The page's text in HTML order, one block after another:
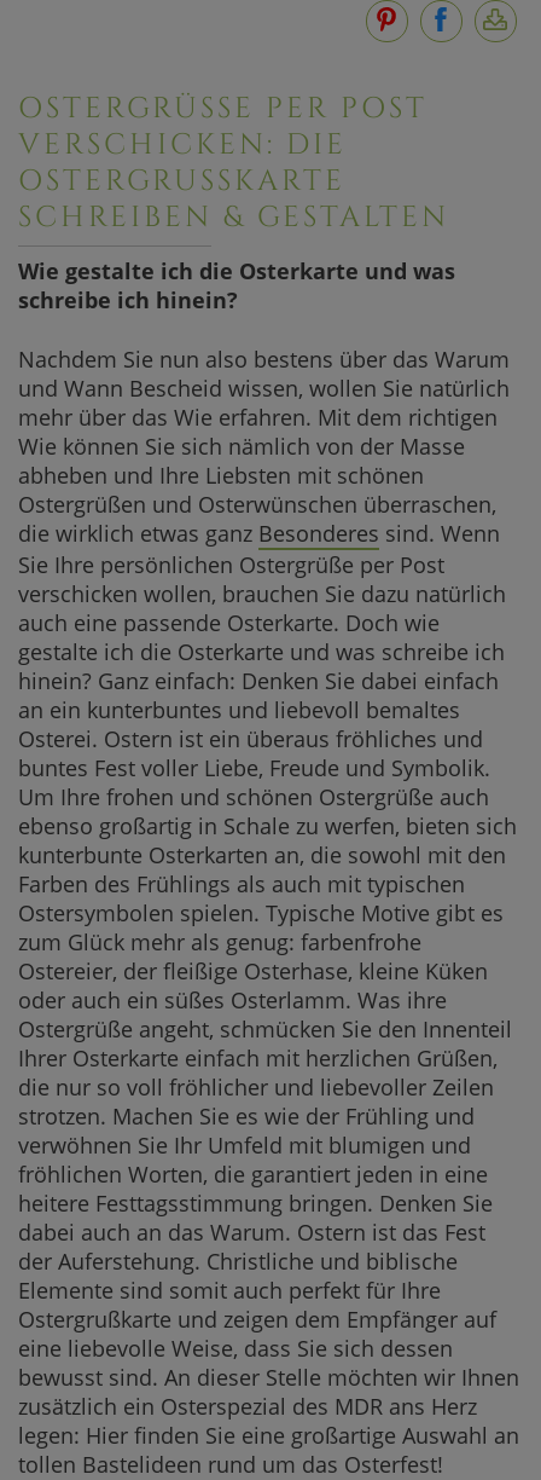
OSTERGRÜSSE PER POST V
ERSCHICKEN: DIE O
STERGRUSSKARTE SC
HREIBEN & GESTALTEN
Wie gestalte ich die Osterkarte und was
schreibe ich hinein?
Nachdem Sie nun also bestens über das Warum
und Wann Bescheid wissen, wollen Sie natürlich
mehr über das Wie erfahren. Mit dem richtigen
Wie können Sie sich nämlich von der Masse
abheben und Ihre Liebsten mit schönen
Ostergrüßen und Osterwünschen überraschen,
die wirklich etwas ganz Besonderes sind. Wenn
Sie Ihre persönlichen Ostergrüße per Post
verschicken wollen, brauchen Sie dazu natürlich
auch eine passende Osterkarte. Doch wie
gestalte ich die Osterkarte und was schreibe ich
hinein? Ganz einfach: Denken Sie dabei einfach
an ein kunterbuntes und liebevoll bemaltes
Osterei. Ostern ist ein überaus fröhliches und
buntes Fest voller Liebe, Freude und Symbolik.
Um Ihre frohen und schönen Ostergrüße auch
ebenso großartig in Schale zu werfen, bieten sich
kunterbunte Osterkarten an, die sowohl mit den
Farben des Frühlings als auch mit typischen
Ostersymbolen spielen. Typische Motive gibt es
zum Glück mehr als genug: farbenfrohe
Ostereier, der fleißige Osterhase, kleine Küken
oder auch ein süßes Osterlamm. Was ihre
Ostergrüße angeht, schmücken Sie den Innenteil
Ihrer Osterkarte einfach mit herzlichen Grüßen,
die nur so voll fröhlicher und liebevoller Zeilen
strotzen. Machen Sie es wie der Frühling und
verwöhnen Sie Ihr Umfeld mit blumigen und
fröhlichen Worten, die garantiert jeden in eine
heitere Festtagsstimmung bringen. Denken Sie
dabei auch an das Warum. Ostern ist das Fest
der Auferstehung. Christliche und biblische
Elemente sind somit auch perfekt für Ihre
Ostergrußkarte und zeigen dem Empfänger auf
eine liebevolle Weise, dass Sie sich dessen
bewusst sind. An dieser Stelle möchten wir Ihnen
zusätzlich ein Osterspezial des MDR ans Herz
legen: Hier finden Sie eine großartige Auswahl an
tollen Bastelideen rund um das Osterfest!